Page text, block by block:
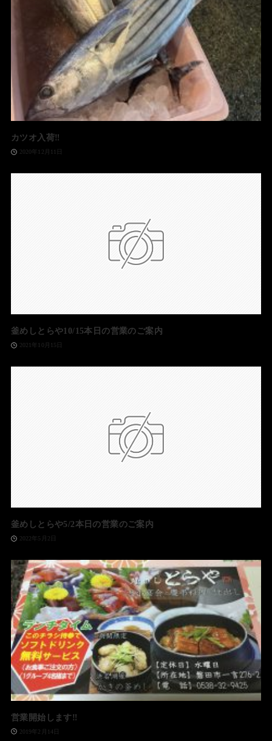
カツオ入荷‼️
2020年12月11日
釜めしとらや10/15本日の営業のご案内
2021年10月15日
釜めしとらや5/2本日の営業のご案内
2022年5月2日
営業開始します‼️
2019年2月14日